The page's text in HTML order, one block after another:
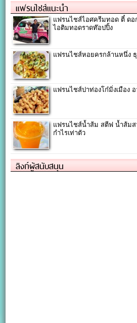
แฟรนไชส์แนะนำ
แฟรนไชส์ไอศครีมทอด ตี๋ ดอ
ไอติมทอดราดท๊อปปิ้ง
แฟรนไชส์หอยครกล้านหนึ่ง
แฟรนไชส์ปาท่องโก๋มิ่งเมือง
แฟรนไชส์น้ำส้ม สตีฟ น้ำส้มส
กำไรเท่าตัว
ลิงก์ผู้สนับสนุน